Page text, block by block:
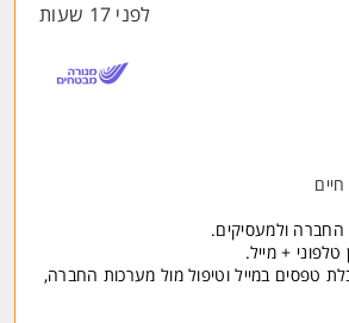
לפני 17 שעות
החברה ולמעסיקים.
+ מייל.
טפסים במייל וטיפול מול מערכות החברה,